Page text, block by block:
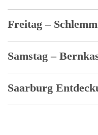
Freitag –
Samstag –
Saarburg